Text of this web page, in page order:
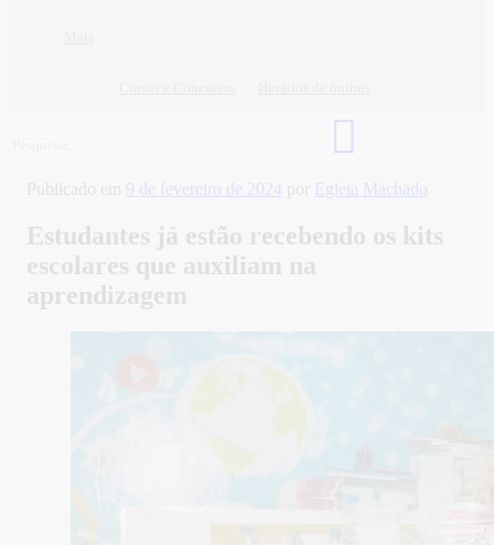
Publicado em 9 de fevereiro de 2024 por Egleia Machado
Estudantes já estão recebendo os kits
escolares que auxiliam na
aprendizagem